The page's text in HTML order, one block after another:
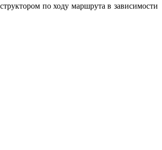
по ходу маршрута в зависимости